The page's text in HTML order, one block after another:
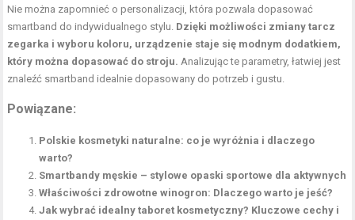
Nie można zapomnieć o personalizacji, która pozwala dopasować
smartband do indywidualnego stylu. Dzięki możliwości zmiany tarcz
zegarka i wyboru koloru, urządzenie staje się modnym dodatkiem,
który można dopasować do stroju. Analizując te parametry, łatwiej jest
znaleźć smartband idealnie dopasowany do potrzeb i gustu.
Powiązane:
Polskie kosmetyki naturalne: co je wyróżnia i dlaczego
warto?
Smartbandy męskie – stylowe opaski sportowe dla aktywnych
Właściwości zdrowotne winogron: Dlaczego warto je jeść?
Jak wybrać idealny taboret kosmetyczny? Kluczowe cechy i